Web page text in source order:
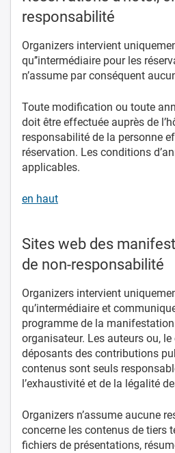
responsabilité
Organizers intervient
qu’’intermédiaire pour les
n’assume par conséquent
Toute modification ou toute
doit être effectuée auprès de
responsabilité de la personne
réservation. Les conditions
applicables.
en haut
Sites web des
de non-responsabilité
Organizers intervient
qu’intermédiaire et
programme de la
organisateur. Les auteurs ou,
déposants des contributions
contenus sont seuls
l’exhaustivité et de la légalité
Organizers n’assume aucune
concerne les contenus de tiers
fichiers de présentations,